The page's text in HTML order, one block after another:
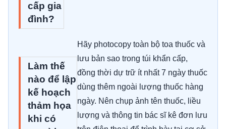
cấp gia
đình?
Làm thế
nào để lập
kế hoạch
thảm họa
khi có
Hãy photocopy toàn bộ toa thuốc và
lưu bản sao trong túi khẩn cấp,
đồng thời dự trữ ít nhất 7 ngày thuốc
dùng thêm ngoài lượng thuốc hàng
ngày. Nên chụp ảnh tên thuốc, liều
lượng và thông tin bác sĩ kê đơn lưu